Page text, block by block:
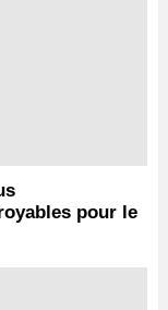
pour le